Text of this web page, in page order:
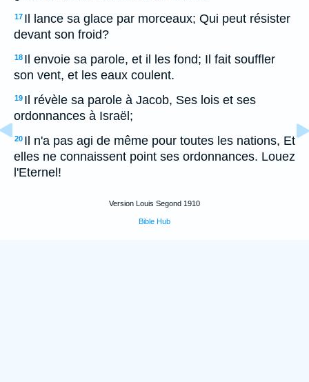
17 Il lance sa glace par morceaux; Qui peut résister
devant son froid?
18 Il envoie sa parole, et il les fond; Il fait souffler
son vent, et les eaux coulent.
19 Il révèle sa parole à Jacob, Ses lois et ses
ordonnances à Israël;
20 Il n'a pas agi de même pour toutes les nations, Et
elles ne connaissent point ses ordonnances. Louez
l'Eternel!
Version Louis Segond 1910
Bible Hub